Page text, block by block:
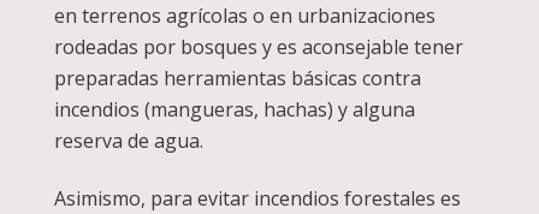
en terrenos agrícolas o en urbanizaciones
rodeadas por bosques y es aconsejable tener
preparadas herramientas básicas contra
incendios (mangueras, hachas) y alguna
reserva de agua.
Asimismo, para evitar incendios forestales es